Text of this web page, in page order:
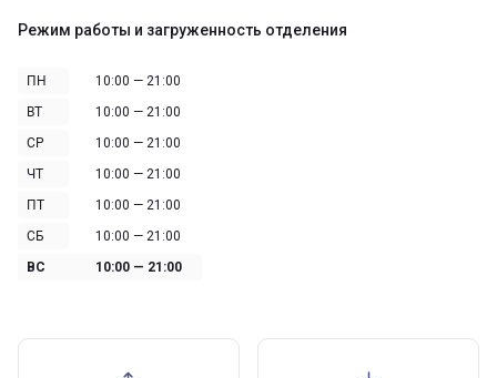
Режим работы и загруженность отделения
ПН
10:00 — 21:00
ВТ
10:00 — 21:00
СР
10:00 — 21:00
ЧТ
10:00 — 21:00
ПТ
10:00 — 21:00
СБ
10:00 — 21:00
ВС
10:00 — 21:00